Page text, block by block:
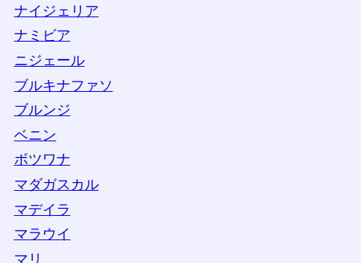
ナイジェリア
ナミビア
ニジェール
ブルキナファソ
ブルンジ
ベニン
ボツワナ
マダガスカル
マデイラ
マラウイ
マリ